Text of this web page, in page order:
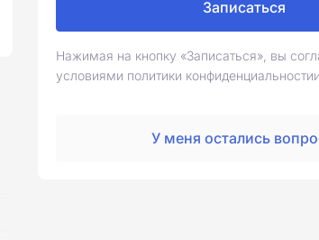
Записаться
Нажимая на кнопку «Записаться», вы
условиями политики конфиденциальностии
У меня остались